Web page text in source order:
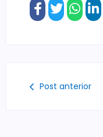
Post anterior